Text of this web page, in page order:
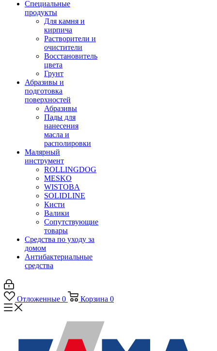
Специальные
продукты
Для камня и
кирпича
Растворители и
очистители
Восстановитель
цвета
Грунт
Абразивы и
подготовка
поверхностей
Абразивы
Пады для
нанесения
масла и
располировки
Малярный
инструмент
ROLLINGDOG
MESKO
WISTOBA
SOLIDLINE
Кисти
Валики
Сопутствующие
товары
Средства по уходу за
домом
Антибактериальные
средства
Отложенные 0 Корзина 0